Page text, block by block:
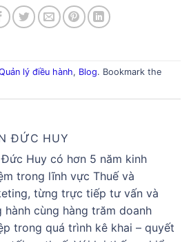
lý điều hành, Blog. Bookmark the
ĐỨC HUY
Đức Huy có hơn 5 năm kinh
trong lĩnh vực Thuế và
từng trực tiếp tư vấn và
hành cùng hàng trăm doanh
trong quá trình kê khai – quyết